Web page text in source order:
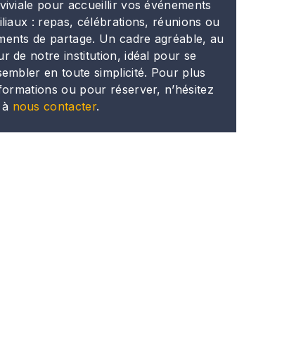
pour accueillir vos événements
: repas, célébrations, réunions ou
de partage. Un cadre agréable, au
de notre institution, idéal pour se
en toute simplicité. Pour plus
ou pour réserver, n’hésitez
nous contacter.